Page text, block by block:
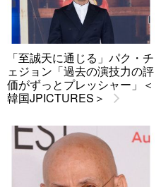
「至誠天に通じる」パク・チ
ェジョン「過去の演技力の評
価がずっとプレッシャー」＜
韓国JPICTURES＞